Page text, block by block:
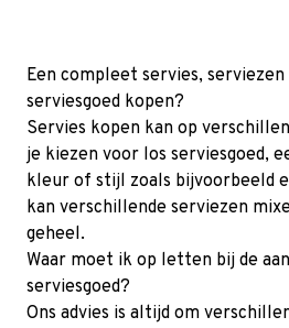
Een compleet servies,
serviesgoed kopen?
Servies kopen kan op
je kiezen voor los serviesgoed,
kleur of stijl zoals bijvoorbeeld
kan verschillende serviezen
geheel.
Waar moet ik op letten bij de
serviesgoed?
Ons advies is altijd om